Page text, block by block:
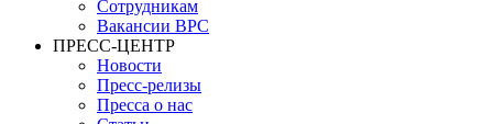
Сотрудникам
Вакансии BPC
ПРЕСС-ЦЕНТР
Новости
Пресс-релизы
Пресса о нас